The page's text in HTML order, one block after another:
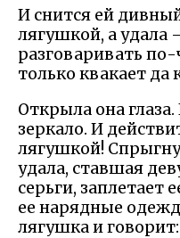
И снится ей
лягушкой, а удала
разговаривать
только квакает да
Открыла она
зеркало. И
лягушкой!
удала, ставшая
серьги, заплетает
ее нарядные
лягушка и говорит: